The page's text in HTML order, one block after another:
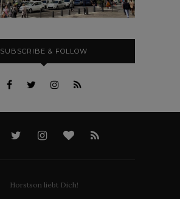
SUBSCRIBE & FOLLOW
Horstson liebt Dich!